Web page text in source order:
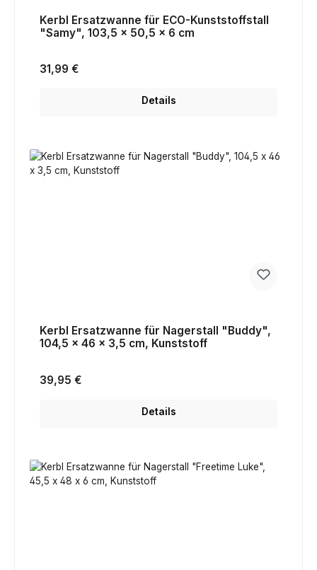
Kerbl Ersatzwanne für ECO-Kunststoffstall
"Samy", 103,5 x 50,5 x 6 cm
Regulärer Preis:
31,99 €
Details
Kerbl Ersatzwanne für Nagerstall "Buddy",
104,5 x 46 x 3,5 cm, Kunststoff
Regulärer Preis:
39,95 €
Details